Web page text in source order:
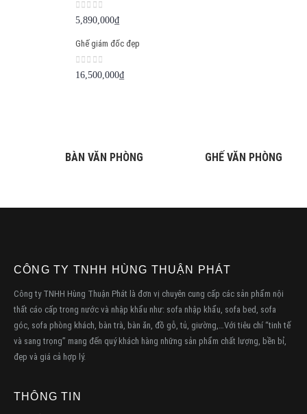
0 out of 5
5,890,000₫
Ghế giám đốc đẹp
0out of 5
16,500,000₫
BÀN VĂN PHÒNG GHẾ VĂN PHÒNG
CÔNG TY TNHH HÙNG THUẬN PHÁT
Công ty TNHH Hùng Thuận Phát là đơn vị chuyên cung cấp các sản phẩm nội
thất cáo cấp trong nước và nhập khẩu như: sofa nhập khẩu, sofa bed, sofa
góc, sofa phòng khách, bàn trà, bàn ăn, đồ gỗ, tủ, giường,…Với tiêu chí “tinh tế
và sang trọng” mang đến quý khách hàng những sản phẩm chất lượng, bền bỉ,
đẹp và giá cả hợp lý.
THÔNG TIN